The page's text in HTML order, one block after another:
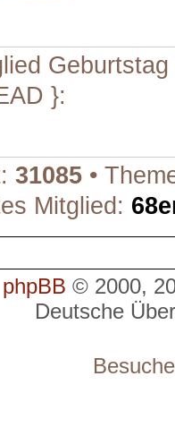
Geburtstag
}:
31085 •
Mitglied:
phpBB © 2000,
Deutsche